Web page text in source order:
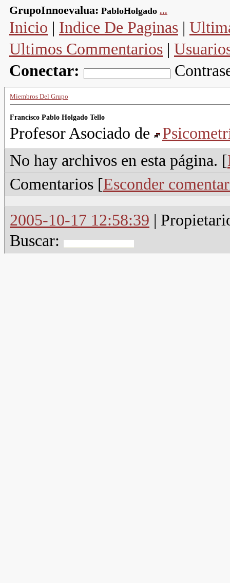
GrupoInnoevalua: PabloHolgado ...
Inicio | Indice De Paginas |
Ultimos Commentarios |
Conectar:
Miembros Del Grupo
Francisco Pablo Holgado Tello
Profesor Asociado de
No hay archivos en esta página. [
Comentarios [Esconder
2005-10-17 12:58:39 |
Buscar: